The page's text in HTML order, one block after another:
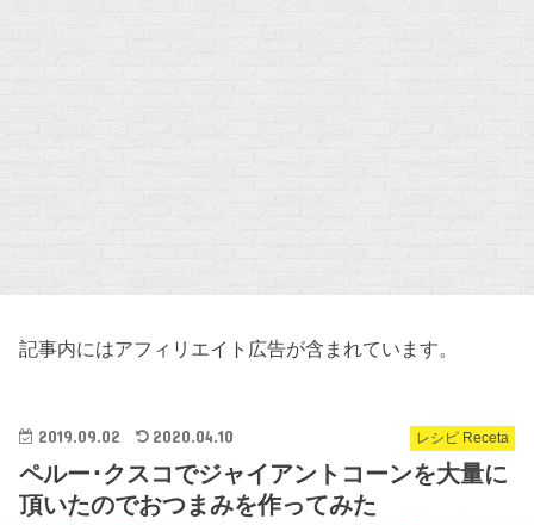
記事内にはアフィリエイト広告が含まれています。
レシピ Receta
2019.09.02 2020.04.10
ペルー･クスコでジャイアントコーンを大量に
頂いたのでおつまみを作ってみた